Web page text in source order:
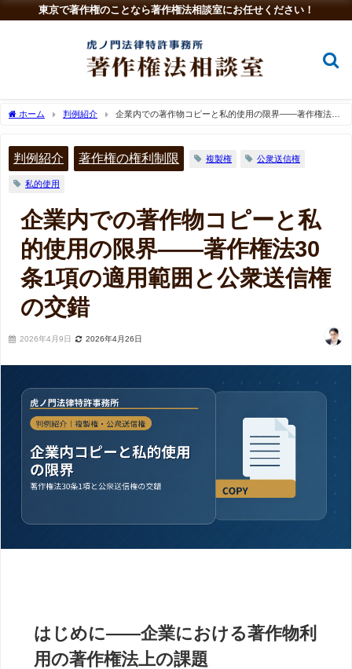
東京で著作権のことなら著作権法相談室にお任せください！
ホーム 判例紹介
企業内での著作物コピーと私的使用の限界――著作権法30
判例紹介 著作権の権利制限 複製権 公衆送信権
私的使用
企業内での著作物コピーと私
的使用の限界――著作権法30
条1項の適用範囲と公衆送信権
の交錯
2026年4月9日 2026年4月26日
はじめに――企業における著作物利
用の著作権法上の課題